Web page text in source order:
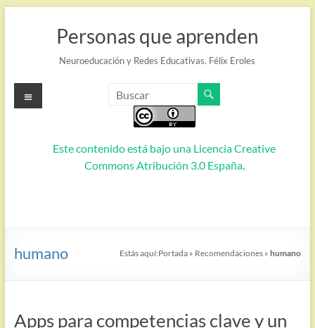
Personas que aprenden
Neuroeducación y Redes Educativas. Félix Eroles
Este contenido está bajo una Licencia Creative
Commons Atribución 3.0 España.
Menú
humano Estás aquí:Portada » Recomendaciones »humano
Apps para competencias clave y un